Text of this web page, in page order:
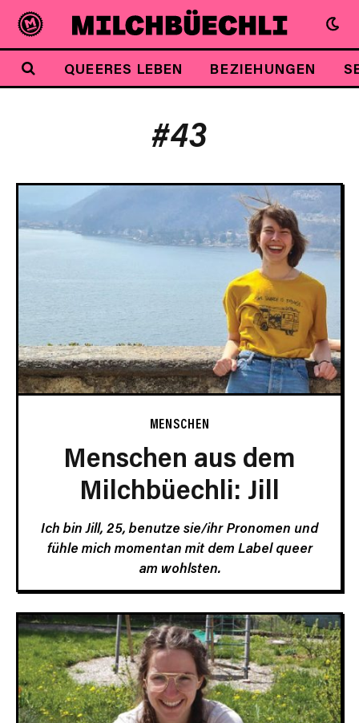
QUEERES LEBEN BEZIEHUNGEN
#43
MENSCHEN
Menschen aus dem
Milchbüechli: Jill
Ich bin Jill, 25, benutze sie/ihr Pronomen und
fühle mich momentan mit dem Label queer
am wohlsten.